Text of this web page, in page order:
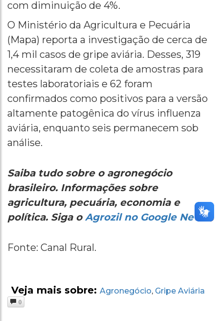
com diminuição de 4%.
O Ministério da Agricultura e Pecuária
(Mapa) reporta a investigação de cerca de
1,4 mil casos de gripe aviária. Desses, 319
necessitaram de coleta de amostras para
testes laboratoriais e 62 foram
confirmados como positivos para a versão
altamente patogênica do vírus influenza
aviária, enquanto seis permanecem sob
análise.
Saiba tudo sobre o agronegócio
brasileiro. Informações sobre
agricultura, pecuária, economia e
política. Siga o Agrozil no Google News.
Fonte: Canal Rural.
Veja mais sobre: Agronegócio, Gripe Aviária
0